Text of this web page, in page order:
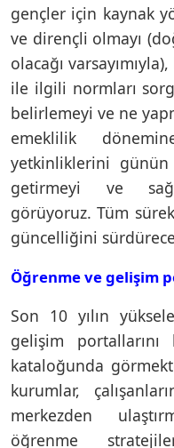
gençler için kaynak
ve dirençli olmayı
olacağı
ile ilgili normları
belirlemeyi ve ne
emeklilik
yetkinliklerini
getirmeyi ve
görüyoruz. Tüm
güncelliğini
Öğrenme ve gelişim
Son 10 yılın
gelişim
kataloğunda
kurumlar,
merkezden
öğrenme